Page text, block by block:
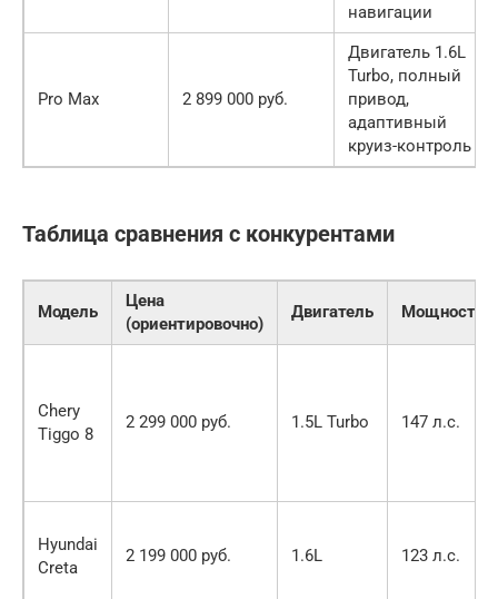
навигации
Pro Max 2 899 000 руб.
Двигатель 1.6L
Turbo, полный
привод,
адаптивный
круиз-контроль
Таблица сравнения с конкурентами
Модель
Цена
(ориентировочно)
Двигатель Мощность
Chery
Tiggo 8
2 299 000 руб. 1.5L Turbo 147 л.с.
Hyundai
Creta
2 199 000 руб. 1.6L 123 л.с.